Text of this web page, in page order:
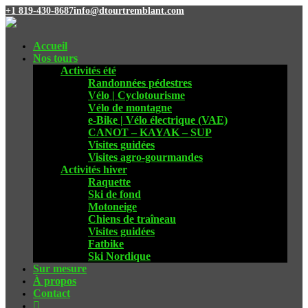
+1 819-430-8687info@dtourtremblant.com
Accueil
Nos tours
Activités été
Randonnées pédestres
Vélo | Cyclotourisme
Vélo de montagne
e-Bike | Vélo électrique (VAE)
CANOT – KAYAK – SUP
Visites guidées
Visites agro-gourmandes
Activités hiver
Raquette
Ski de fond
Motoneige
Chiens de traîneau
Visites guidées
Fatbike
Ski Nordique
Sur mesure
À propos
Contact